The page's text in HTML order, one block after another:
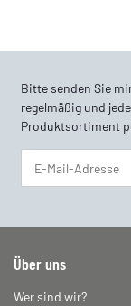
Bitte senden Sie
regelmäßig und
Produktsortiment
Über uns
Wer sind wir?